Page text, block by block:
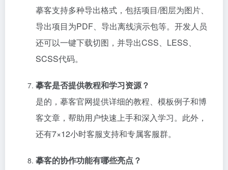
摹客支持多种导出格式，包括项目/图层为图片、
导出项目为PDF、导出离线演示包等。开发人员
还可以一键下载切图，并导出CSS、LESS、
SCSS代码。
摹客是否提供教程和学习资源？
是的，摹客官网提供详细的教程、模板例子和博
客文章，帮助用户快速上手和深入学习。此外，
还有7×12小时客服支持和专属客服群。
摹客的协作功能有哪些亮点？